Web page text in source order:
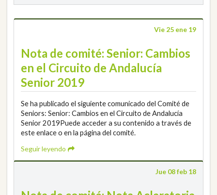
Vie 25 ene 19
Nota de comité: Senior: Cambios
en el Circuito de Andalucía
Senior 2019
Se ha publicado el siguiente comunicado del Comité de
Seniors: Senior: Cambios en el Circuito de Andalucía
Senior 2019Puede acceder a su contenido a través de
este enlace o en la página del comité.
Seguir leyendo
Jue 08 feb 18